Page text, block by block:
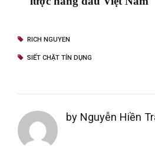
RICH NGUYEN
SIẾT CHẶT TÍN DỤNG
by Nguyễn Hiền